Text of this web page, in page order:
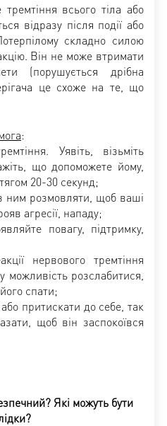
всього тіла або
відразу після події або
складно силою
Він не може втримати
(порушується дрібна
це схоже на те, що
:
Уявіть, візьміть
що допоможете йому,
20-30 секунд;
ним розмовляти, щоб ваші
агресії, нападу;
повагу, підтримку,
нервового тремтіння
можливість розслабитися,
спати;
притискати до себе, так
щоб він заспокоївся
Які можуть бути